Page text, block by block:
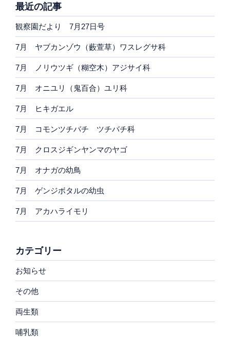
最近の記事
観察園だより 7月27日号
7月 ヤブカンゾウ（藪萱草）ワスレグサ科
7月 ノリウツギ（糊空木）アジサイ科
7月 オニユリ（鬼百合）ユリ科
7月 ヒキガエル
7月 コモンツチバチ ツチバチ科
7月 クロスジギンヤンマのヤゴ
7月 オナガの幼鳥
7月 ゲンジボタルの幼虫
7月 アカハライモリ
カテゴリー
お知らせ
その他
両生類
哺乳類